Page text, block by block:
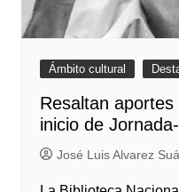
Ámbito cultural
Resaltan
inicio de
José Luis Alvarez